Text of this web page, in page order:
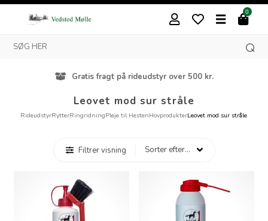
0
Gratis fragt på rideudstyr over 500 kr.
Leovet mod sur stråle
RideudstyrRytterRingridningPleje til HestenHovprodukterLeovet mod sur stråle
Filtrer visning